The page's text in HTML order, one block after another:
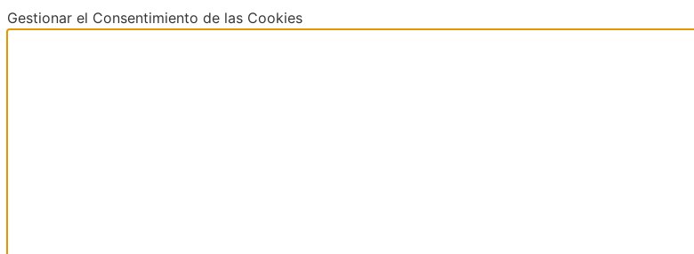
Gestionar el Consentimiento de las Cookies